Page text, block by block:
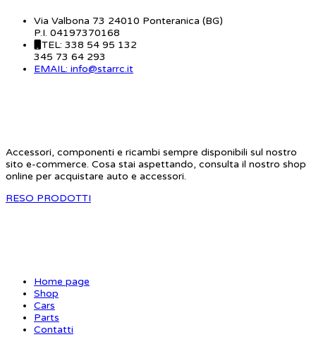
Via Valbona 73 24010 Ponteranica (BG)
P.I. 04197370168
TEL: 338 54 95 132
345 73 64 293
EMAIL: info@starrc.it
Accessori, componenti e ricambi sempre disponibili sul nostro
sito e-commerce. Cosa stai aspettando, consulta il nostro shop
online per acquistare auto e accessori.
RESO PRODOTTI
Home page
Shop
Cars
Parts
Contatti